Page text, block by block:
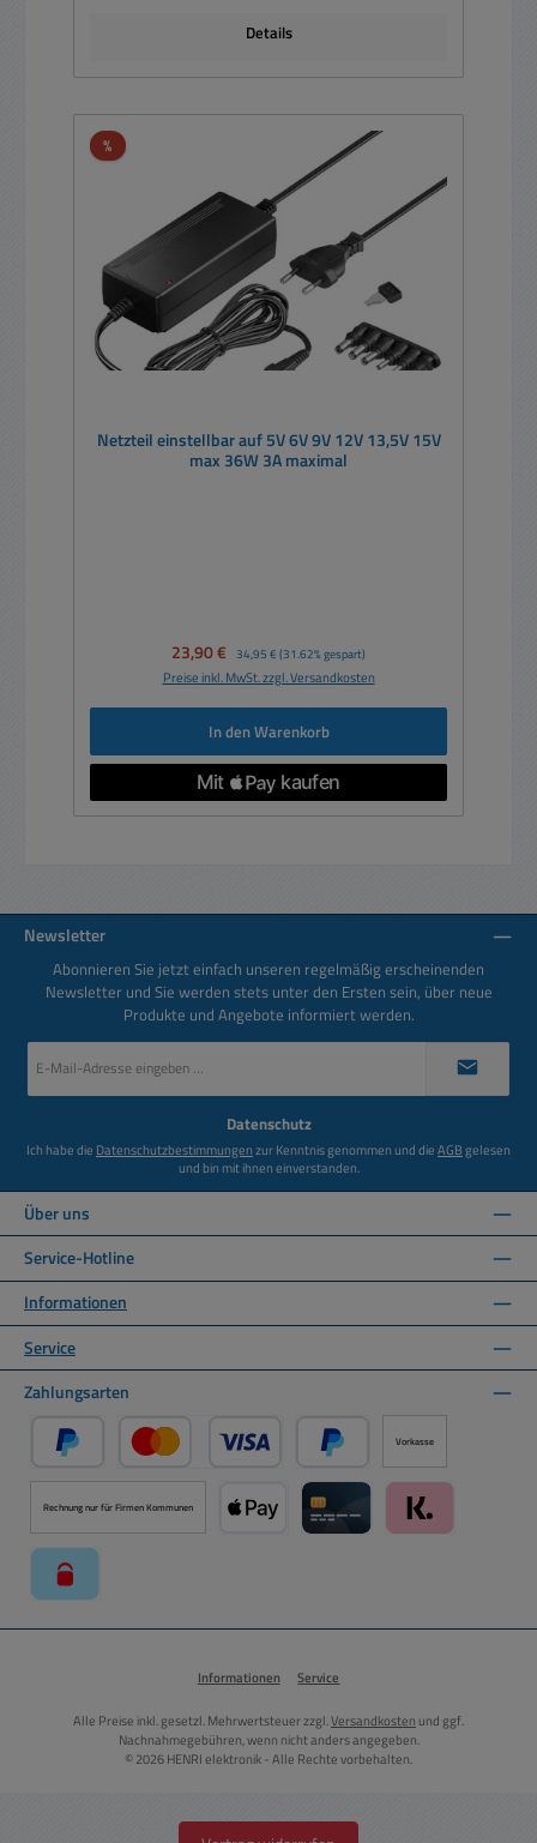
Details
%Rabatt
Netzteil einstellbar auf 5V 6V 9V 12V 13,5V 15V
max 36W 3A maximal
Verkaufspreis:
23,90 € Regulärer Preis:
34,95 € (31.62% gespart)
Preise inkl. MwSt. zzgl. Versandkosten
In den Warenkorb
Newsletter
Abonnieren Sie jetzt einfach unseren regelmäßig erscheinenden
Newsletter und Sie werden stets unter den Ersten sein, über neue
Produkte und Angebote informiert werden.
Mail-
Datenschutz
Ich habe die Datenschutzbestimmungenzur Kenntnis genommen und dieAGBgelesen
und bin mit ihnen einverstanden.
Über uns
Service-Hotline
Informationen
Service
Zahlungsarten
PayPal Kredit- oder Debitkarte über PayPal
Später Bezahlen über PayPal
Vorkasse
Rechnung nur für Firmen Kommunen
Informationen Service
Alle Preise inkl. gesetzl. Mehrwertsteuer zzgl.Versandkosten und ggf.
Nachnahmegebühren, wenn nicht anders angegeben.
© 2026 HENRI elektronik - Alle Rechte vorbehalten.